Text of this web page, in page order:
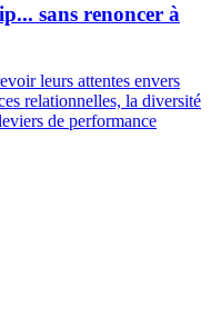
sans renoncer à
leurs attentes envers
relationnelles, la diversité
de performance